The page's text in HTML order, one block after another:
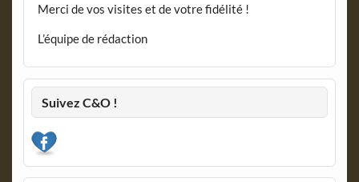
Merci de vos visites et de votre fidélité !
L’équipe de rédaction
Suivez C&O !